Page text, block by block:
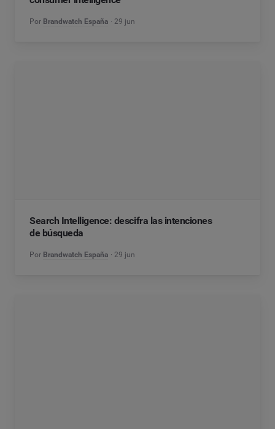
Por Brandwatch España 29 jun
Search Intelligence: descifra las intenciones
de búsqueda
Por Brandwatch España 29 jun